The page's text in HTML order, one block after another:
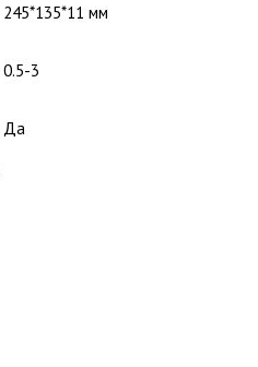
245*135*11 мм
0.5-3
Да